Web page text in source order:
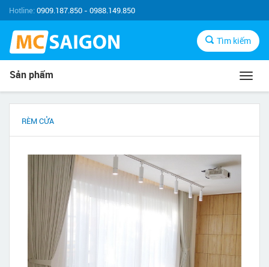
Hotline:0909.187.850 - 0988.149.850
Tìm kiếm
Sản phẩm
RÈM CỬA